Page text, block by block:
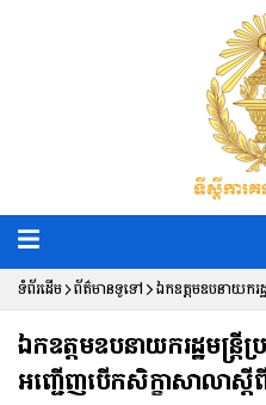
ទំព័រដើម ព័ត៌មានទូទៅ ឯកឧត្តមឧបនាយករដ្
វិស្សុត អញ្ជើញបើក
ច្បាប់កម្ពុជា
ឯកឧត្តមឧបនាយករដ្ឋមន្រ្តីប្
អញ្ជើញបើកសិក្ខាសាលាស្តីពី